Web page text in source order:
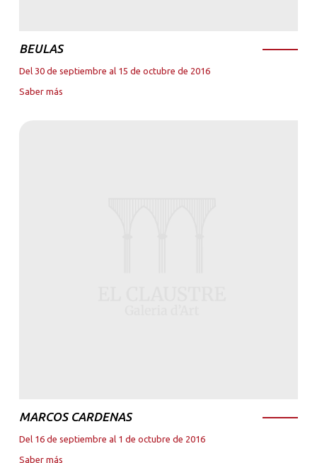
BEULAS
Del 30 de septiembre al 15 de octubre de 2016
Saber más
MARCOS CARDENAS
Del 16 de septiembre al 1 de octubre de 2016
Saber más